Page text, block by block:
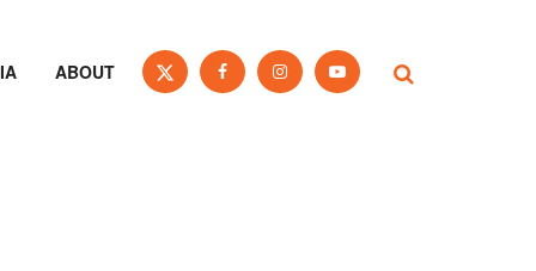
ABOUT